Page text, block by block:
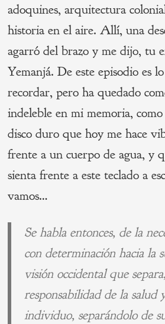
adoquines, arquitectura
historia en el aire. Allí, una
agarró del brazo y me dijo, tu
Yemanjá. De este episodio es
recordar, pero ha quedado
indeleble en mi memoria,
disco duro que hoy me hace
frente a un cuerpo de agua, y
sienta frente a este teclado a
vamos…
Se habla entonces, de la
con determinación hacia la
visión occidental que
responsabilidad de la salud
individuo, separándolo de